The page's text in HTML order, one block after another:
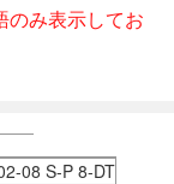
のみ表示してお
08 S-P 8-DT